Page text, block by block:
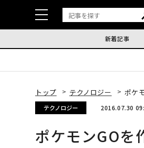
新着記事
トップ テクノロジー ポケ
テクノロジー 2016.07.30
ポケモンGOを